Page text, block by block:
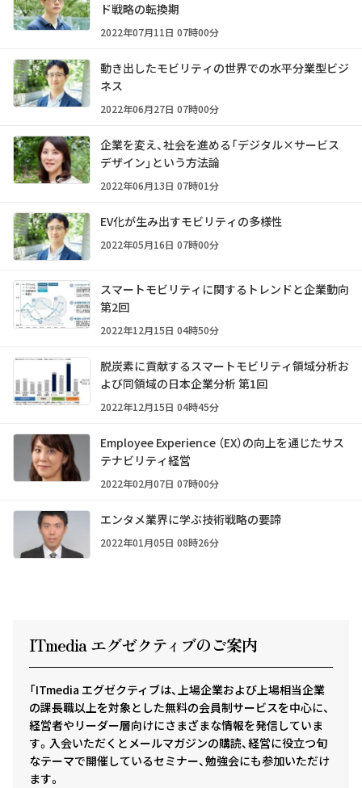
ド戦略の転換期
2022年07月11日 07時00分
動き出したモビリティの世界での水平分業型ビジ
ネス
2022年06月27日 07時00分
企業を変え、社会を進める「デジタル×サービス
デザイン」という方法論
2022年06月13日 07時01分
EV化が生み出すモビリティの多様性
2022年05月16日 07時00分
スマートモビリティに関するトレンドと企業動向
第2回
2022年12月15日 04時50分
脱炭素に貢献するスマートモビリティ領域分析お
よび同領域の日本企業分析 第1回
2022年12月15日 04時45分
Employee Experience （EX）の向上を通じたサス
テナビリティ経営
2022年02月07日 07時00分
エンタメ業界に学ぶ技術戦略の要諦
2022年01月05日 08時26分
ITmedia エグゼクティ ブのご案内
「ITmedia エグゼクティブは、上場企業および上場相当企業
の課長職以上を対象とした無料の会員制サービスを中心に、
経営者やリーダー層向けにさまざまな情報を発信していま
す。入会いただくとメールマガジンの購読、経営に役立つ旬
なテーマで開催しているセミナー、勉強会にも参加いただけ
ます。